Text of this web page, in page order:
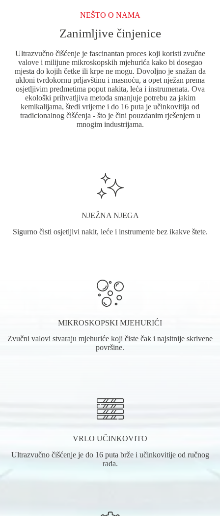
NEŠTO O NAMA
Zanimljive činjenice
Ultrazvučno čišćenje je fascinantan proces koji koristi zvučne
valove i milijune mikroskopskih mjehurića kako bi dosegao
mjesta do kojih četke ili krpe ne mogu. Dovoljno je snažan da
ukloni tvrdokornu prljavštinu i masnoću, a opet nježan prema
osjetljivim predmetima poput nakita, leća i instrumenata. Ova
ekološki prihvatljiva metoda smanjuje potrebu za jakim
kemikalijama, štedi vrijeme i do 16 puta je učinkovitija od
tradicionalnog čišćenja - što je čini pouzdanim rješenjem u
mnogim industrijama.
NJEŽNA NJEGA
Sigurno čisti osjetljivi nakit, leće i instrumente bez ikakve štete.
MIKROSKOPSKI MJEHURIĆI
Zvučni valovi stvaraju mjehuriće koji čiste čak i najsitnije skrivene
površine.
VRLO UČINKOVITO
Ultrazvučno čišćenje je do 16 puta brže i učinkovitije od ručnog
rada.